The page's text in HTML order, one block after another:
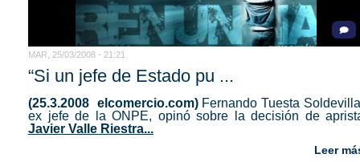
MAR, 25/03/2008 - 21:21
“Si un jefe de Estado pu ...
(25.3.2008 elcomercio.com)Fernando Tuesta
ex jefe de la ONPE, opinó sobre la decisión de
Javier Valle Riestra...
Leer